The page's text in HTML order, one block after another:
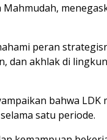
peran
dan akhlak di
bahwa LDK
satu periode.